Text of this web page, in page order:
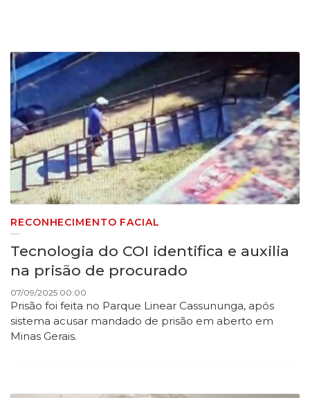
RECONHECIMENTO FACIAL
Tecnologia do COI identifica e auxilia
na prisão de procurado
07/09/2025 00:00
Prisão foi feita no Parque Linear Cassununga, após
sistema acusar mandado de prisão em aberto em
Minas Gerais.